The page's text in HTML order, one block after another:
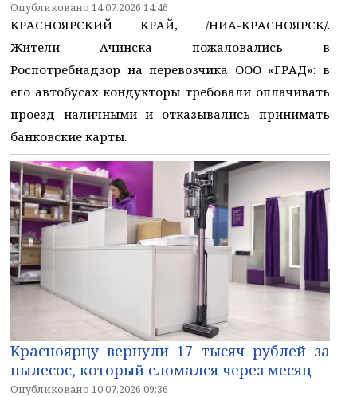
Опубликовано 14.07.2026 14:46
КРАСНОЯРСКИЙ КРАЙ, /НИА-КРАСНОЯРСК/.
Жители Ачинска пожаловались в
Роспотребнадзор на перевозчика ООО «ГРАД»: в
его автобусах кондукторы требовали оплачивать
проезд наличными и отказывались принимать
банковские карты.
Красноярцу вернули 17 тысяч рублей за
пылесос, который сломался через месяц
Опубликовано 10.07.2026 09:36